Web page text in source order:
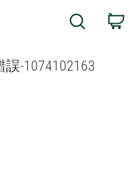
Search
-1074102163